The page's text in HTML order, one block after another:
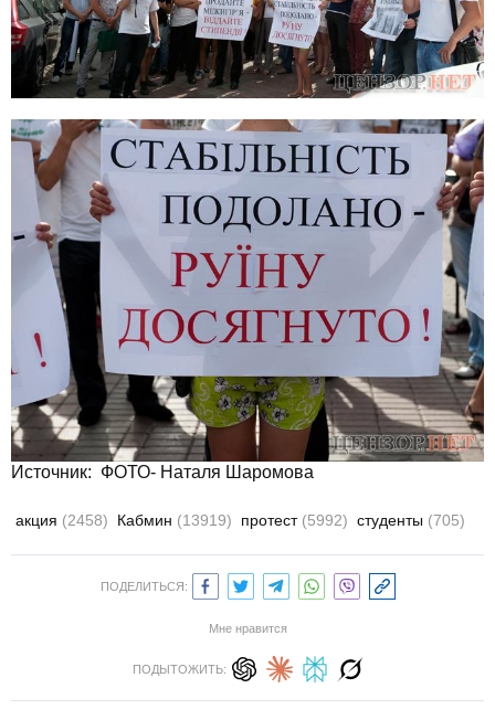
Источник: ФОТО- Наталя Шаромова
акция (2458) Кабмин (13919) протест (5992) студенты (705)
ПОДЕЛИТЬСЯ:
Мне нравится
ПОДЫТОЖИТЬ: